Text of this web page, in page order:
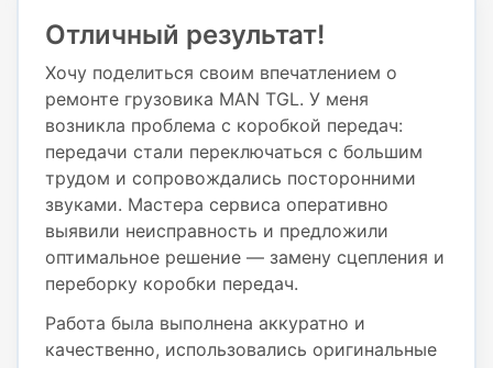
Отличный результат!
Хочу поделиться своим впечатлением о
ремонте грузовика MAN TGL. У меня
возникла проблема с коробкой передач:
передачи стали переключаться с большим
трудом и сопровождались посторонними
звуками. Мастера сервиса оперативно
выявили неисправность и предложили
оптимальное решение — замену сцепления и
переборку коробки передач.
Работа была выполнена аккуратно и
качественно, использовались оригинальные